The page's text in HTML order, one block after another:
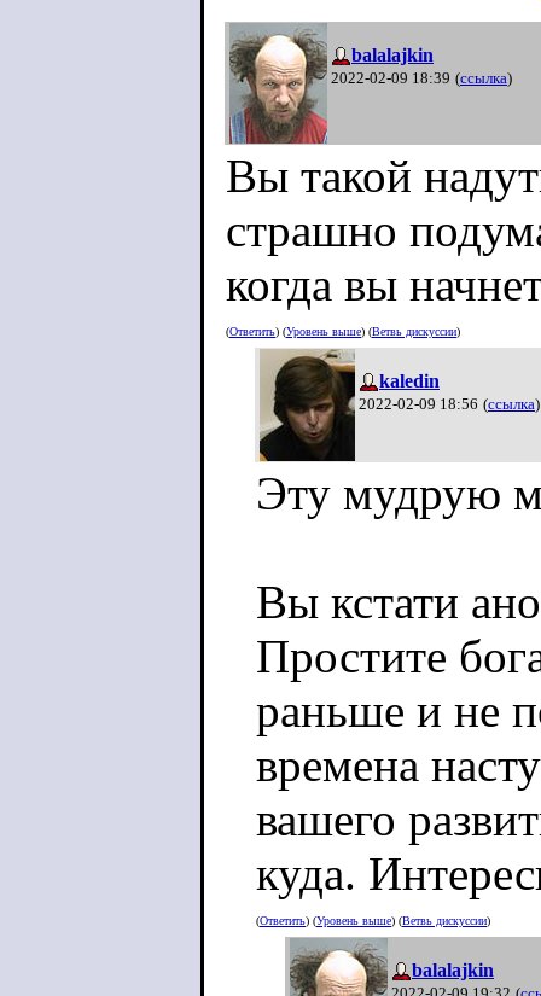
balalajkin
2022-02-09 18:39 (ссылка)
Вы такой
страшно
когда вы
(Ответить) (Уровень выше) (Ветвь дискуссии)
kaledin
2022-02-09 18:56 (ссылка)
Эту мудрую
Вы кстати
Простите
раньше и не
времена
вашего
куда.
(Ответить) (Уровень выше) (Ветвь дискуссии)
balalajkin